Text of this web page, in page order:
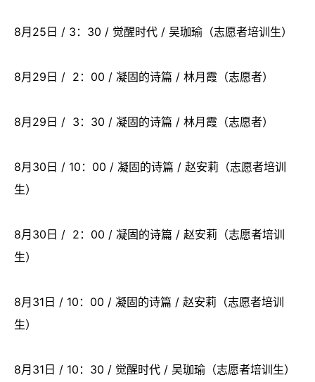
8月25日 / 3：30 / 觉醒时代 / 吴珈瑜（志愿者培训生）
8月29日 / 2：00 / 凝固的诗篇 / 林月霞（志愿者）
8月29日 / 3：30 / 凝固的诗篇 / 林月霞（志愿者）
8月30日 / 10：00 / 凝固的诗篇 / 赵安莉（志愿者培训
生）
8月30日 / 2：00 / 凝固的诗篇 / 赵安莉（志愿者培训
生）
8月31日 / 10：00 / 凝固的诗篇 / 赵安莉（志愿者培训
生）
8月31日 / 10：30 / 觉醒时代 / 吴珈瑜（志愿者培训生）